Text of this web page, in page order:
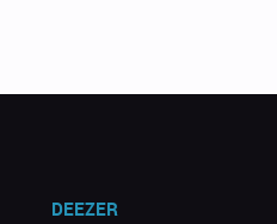
DEEZER